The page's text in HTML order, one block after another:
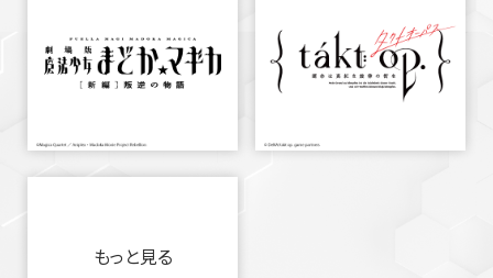
もっと見る